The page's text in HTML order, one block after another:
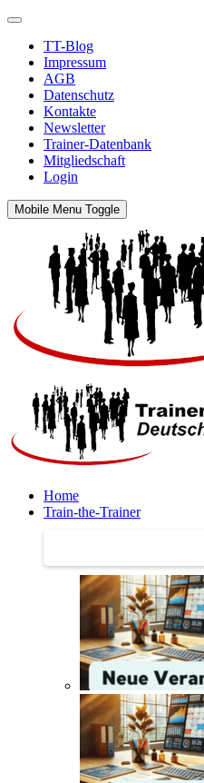
TT-Blog
Impressum
AGB
Datenschutz
Kontakte
Newsletter
Trainer-Datenbank
Mitgliedschaft
Login
Mobile Menu Toggle
Home
Train-the-Trainer